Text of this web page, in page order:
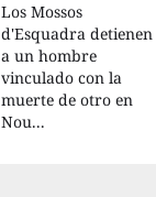
Los Mossos
d'Esquadra detienen
a un hombre
vinculado con la
muerte de otro en
Nou...